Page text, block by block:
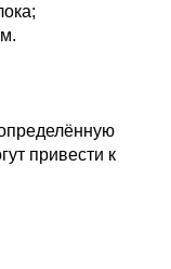
привести к